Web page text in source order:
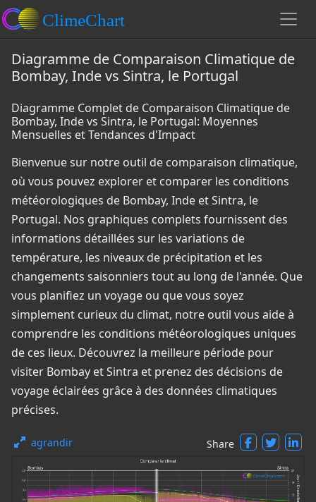
Diagramme de Comparaison Climatique de
Bombay, Inde vs Sintra, le Portugal
Diagramme Complet de Comparaison Climatique de
Bombay, Inde vs Sintra, le Portugal: Moyennes
Mensuelles et Tendances d'Impact
Bienvenue sur notre outil de comparaison climatique,
où vous pouvez explorer et comparer les conditions
météorologiques de Bombay, Inde et Sintra, le
Portugal. Nos graphiques complets fournissent des
informations détaillées sur les variations de
température, les niveaux de précipitation et les
changements saisonniers tout au long de l'année. Que
vous planifiez un voyage ou que vous soyez
simplement curieux du climat, notre outil vous aide à
comprendre les conditions météorologiques uniques
de ces lieux. Découvrez la meilleure période pour
visiter Bombay et Sintra et prenez des décisions de
voyage éclairées grâce à des données climatiques
précises.
agrandir Share